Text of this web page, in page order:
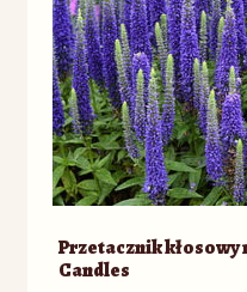
Przetacznik
Candles